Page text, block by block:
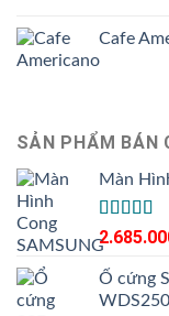
Cafe
SẢN PHẨM BÁN
Màn
Được
xếp
hạng
3.505
sao
Ổ cứng